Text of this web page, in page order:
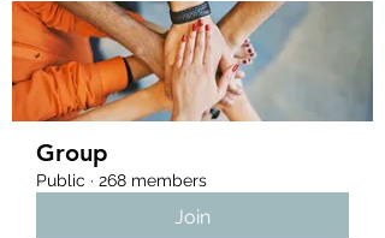
Group
Public · 268 members
Join